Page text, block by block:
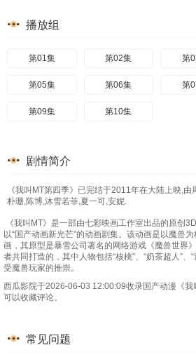
播放组
第01集 第02集 第
第05集 第06集 第
第09集 第10集
剧情简介
《我叫MT第四季》已完结于2011年在大陆上映,
朴珊,陈博,沐雪若菲,夏一可,安妮.
《我叫MT》是一部由七彩映画工作室出品的原创
以“国产动画新光芒”的动画剧集。该动画是以魔兽
画，其原型是暴雪公司著名的网络游戏《魔兽世界
者共同打造的，其中人物包括“核桃”、“奶茶超人”、
受魔兽玩家的推崇。
西瓜影院于2026-06-03 12:00:09收录国产动漫《我
可以收藏评论。
常见问题